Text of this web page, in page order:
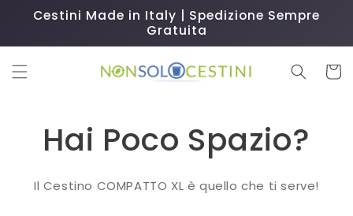
direttamente
Cestini Made in Italy | Spedizione Sempre
Gratuita
Hai Poco Spazio?
Il Cestino COMPATTO XL è quello che ti serve!